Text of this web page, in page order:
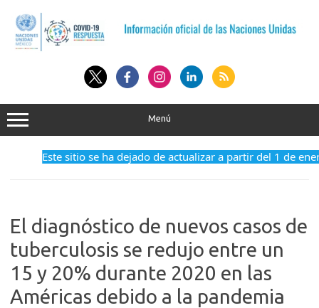
contenido
Menú
Este sitio se ha dejado de actualizar a partir del 1 de
El diagnóstico de nuevos casos de
tuberculosis se redujo entre un
15 y 20% durante 2020 en las
Américas debido a la pandemia